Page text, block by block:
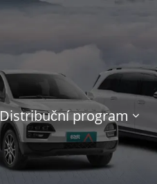
Distribuční program